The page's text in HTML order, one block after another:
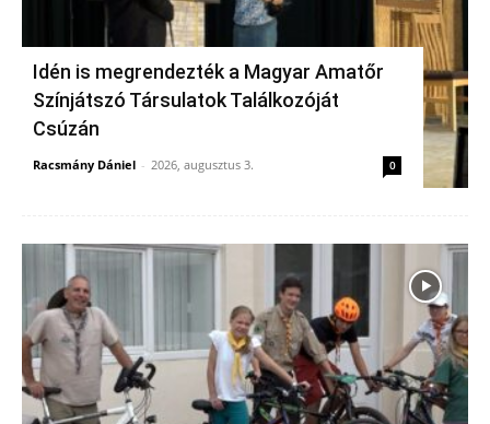
Idén is megrendezték a Magyar Amatőr
Színjátszó Társulatok Találkozóját
Csúzán
Racsmány Dániel - 2026, augusztus 3. 0